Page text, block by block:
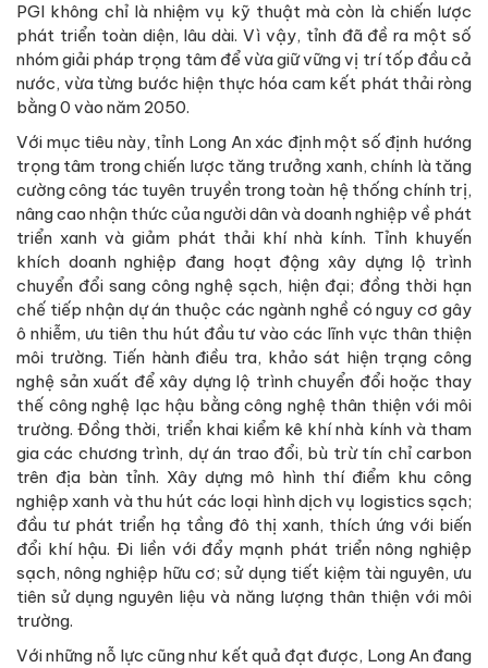
PGI không chỉ là nhiệm vụ kỹ thuật mà còn là chiến lược
phát triển toàn diện, lâu dài. Vì vậy, tỉnh đã đề ra một số
nhóm giải pháp trọng tâm để vừa giữ vững vị trí tốp đầu cả
nước, vừa từng bước hiện thực hóa cam kết phát thải ròng
bằng 0 vào năm 2050.
Với mục tiêu này, tỉnh Long An xác định một số định hướng
trọng tâm trong chiến lược tăng trưởng xanh, chính là tăng
cường công tác tuyên truyền trong toàn hệ thống chính trị,
nâng cao nhận thức của người dân và doanh nghiệp về phát
triển xanh và giảm phát thải khí nhà kính. Tỉnh khuyến
khích doanh nghiệp đang hoạt động xây dựng lộ trình
chuyển đổi sang công nghệ sạch, hiện đại; đồng thời hạn
chế tiếp nhận dự án thuộc các ngành nghề có nguy cơ gây
ô nhiễm, ưu tiên thu hút đầu tư vào các lĩnh vực thân thiện
môi trường. Tiến hành điều tra, khảo sát hiện trạng công
nghệ sản xuất để xây dựng lộ trình chuyển đổi hoặc thay
thế công nghệ lạc hậu bằng công nghệ thân thiện với môi
trường. Đồng thời, triển khai kiểm kê khí nhà kính và tham
gia các chương trình, dự án trao đổi, bù trừ tín chỉ carbon
trên địa bàn tỉnh. Xây dựng mô hình thí điểm khu công
nghiệp xanh và thu hút các loại hình dịch vụ logistics sạch;
đầu tư phát triển hạ tầng đô thị xanh, thích ứng với biến
đổi khí hậu. Đi liền với đẩy mạnh phát triển nông nghiệp
sạch, nông nghiệp hữu cơ; sử dụng tiết kiệm tài nguyên, ưu
tiên sử dụng nguyên liệu và năng lượng thân thiện với môi
trường.
Với những nỗ lực cũng như kết quả đạt được, Long An đang